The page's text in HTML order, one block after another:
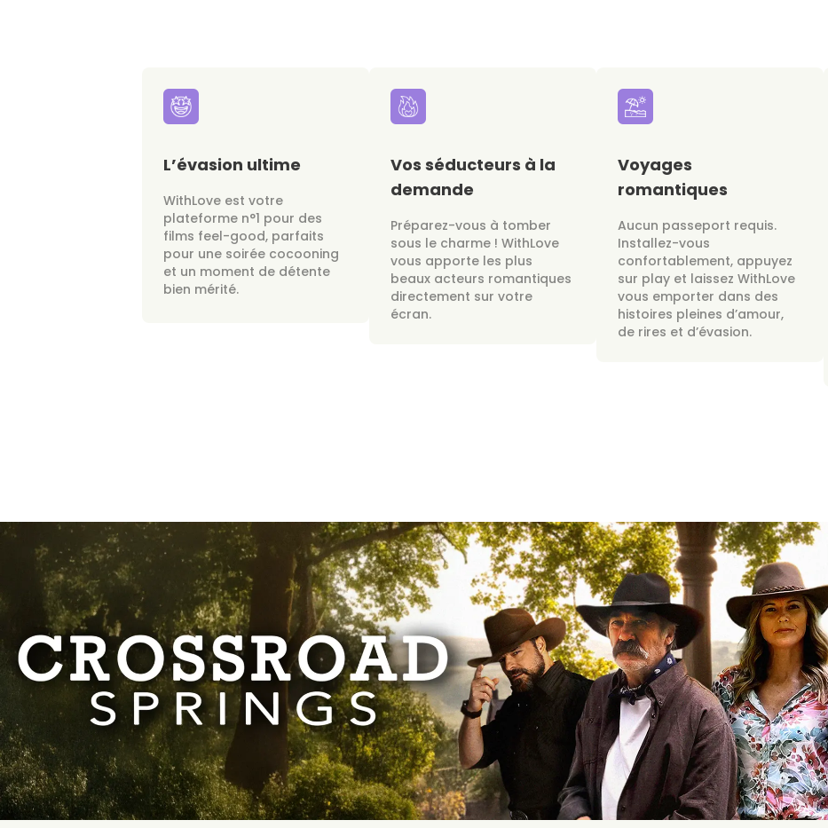
L’évasion ultime
WithLove est votre
plateforme n°1 pour des
films feel-good, parfaits
pour une soirée cocooning
et un moment de détente
bien mérité.
Vos séducteurs à la
demande
Préparez-vous à tomber
sous le charme ! WithLove
vous apporte les plus
beaux acteurs romantiques
directement sur votre
écran.
Voyages
romantiques
Aucun passeport requis.
Installez-vous
confortablement, appuyez
sur play et laissez WithLove
vous emporter dans des
histoires pleines d’amour,
de rires et d’évasion.